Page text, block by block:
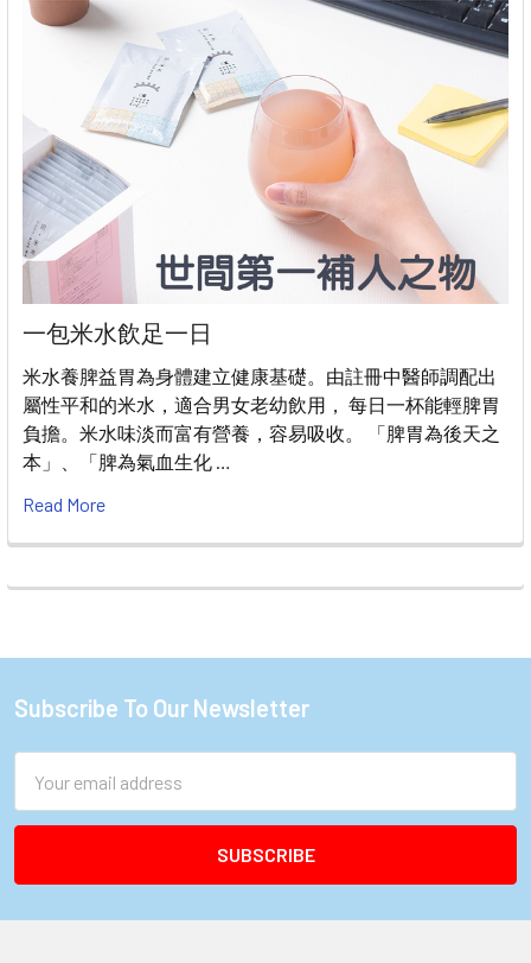
一包米水飲足一日
米水養脾益胃為身體建立健康基礎。由註冊中醫師調配出
屬性平和的米水，適合男女老幼飲用， 每日一杯能輕脾胃
負擔。米水味淡而富有營養，容易吸收。 「脾胃為後天之
本」、「脾為氣血生化 …
Read More
Footer
Subscribe To Our Newsletter
Address